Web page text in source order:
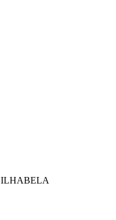
ILHABELA